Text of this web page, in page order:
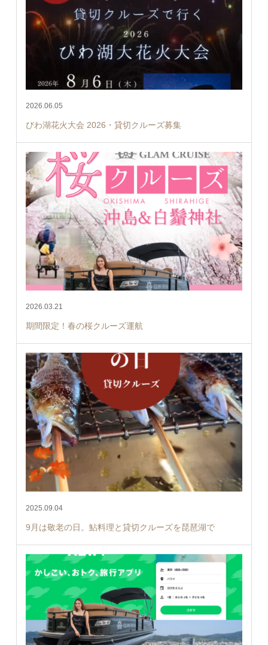
2026.06.05
びわ湖花火大会 2026・貸切クルーズ募集
2026.03.21
期間限定！春の桜クルーズ運航
2025.09.04
9月は敬老の日。鮎料理と貸切クルーズを琵琶湖で